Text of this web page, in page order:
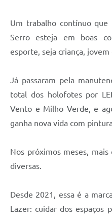
Audiências Públicas
Telefones Úteis
Diário Oficial
Contratos, Convênios e
Notícias
Radar da Transparência Pública
Um trabalho contínuo que
Serro esteja em boas
esporte, seja criança, jovem
Já passaram pela
total dos holofotes por
Vento e Milho Verde, e
ganha nova vida com
Nos próximos meses, mais
diversas.
Desde 2021, essa é a
Lazer: cuidar dos espaços